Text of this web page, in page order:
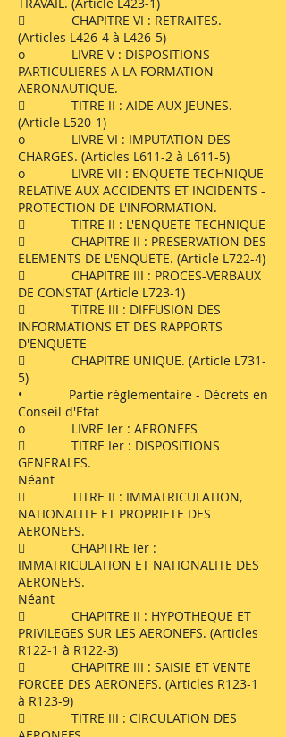
 CHAPITRE VI : RETRAITES.
(Articles L426-4 à L426-5)
o LIVRE V : DISPOSITIONS
PARTICULIERES A LA FORMATION
AERONAUTIQUE.
 TITRE II : AIDE AUX JEUNES.
(Article L520-1)
o LIVRE VI : IMPUTATION DES
CHARGES. (Articles L611-2 à L611-5)
o LIVRE VII : ENQUETE TECHNIQUE
RELATIVE AUX ACCIDENTS ET INCIDENTS -
PROTECTION DE L'INFORMATION.
 TITRE II : L'ENQUETE TECHNIQUE
 CHAPITRE II : PRESERVATION DES
ELEMENTS DE L'ENQUETE. (Article L722-4)
 CHAPITRE III : PROCES-VERBAUX
DE CONSTAT (Article L723-1)
 TITRE III : DIFFUSION DES
INFORMATIONS ET DES RAPPORTS
D'ENQUETE
 CHAPITRE UNIQUE. (Article L731-
5)
• Partie réglementaire - Décrets en
Conseil d'Etat
o LIVRE Ier : AERONEFS
 TITRE Ier : DISPOSITIONS
GENERALES.
Néant
 TITRE II : IMMATRICULATION,
NATIONALITE ET PROPRIETE DES
AERONEFS.
 CHAPITRE Ier :
IMMATRICULATION ET NATIONALITE DES
AERONEFS.
Néant
 CHAPITRE II : HYPOTHEQUE ET
PRIVILEGES SUR LES AERONEFS. (Articles
R122-1 à R122-3)
 CHAPITRE III : SAISIE ET VENTE
FORCEE DES AERONEFS. (Articles R123-1
à R123-9)
 TITRE III : CIRCULATION DES